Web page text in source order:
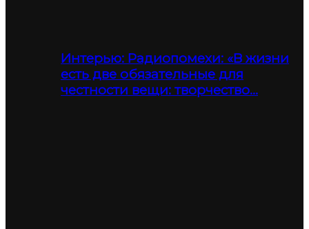
Интерью: Радиопомехи: «В жизни
есть две обязательные для
честности вещи: творчество…